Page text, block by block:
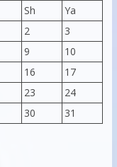
Sh
Ya
2
3
9
10
16
17
23
24
30 31